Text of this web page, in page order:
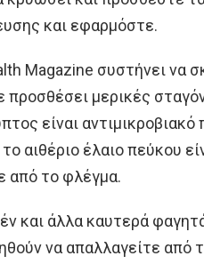
και εφαρμόστε.
Magazine συστήνει να
μερικές
είναι
αιθέριο έλαιο πεύκου
από το φλέγμα.
και άλλα καυτερά
να απαλλαγείτε από